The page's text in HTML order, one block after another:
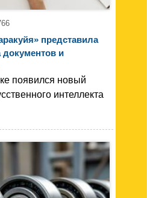
представила
документов и
появился новый
интеллекта